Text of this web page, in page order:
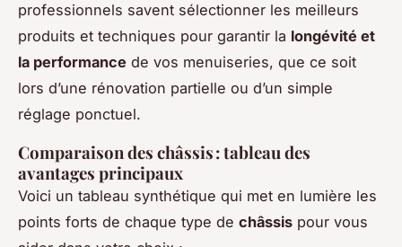
professionnels savent sélectionner les meilleurs
produits et techniques pour garantir la longévité et
la performance de vos menuiseries, que ce soit
lors d’une rénovation partielle ou d’un simple
réglage ponctuel.
Comparaison des châssis : tableau des
avantages principaux
Voici un tableau synthétique qui met en lumière les
points forts de chaque type de châssis pour vous